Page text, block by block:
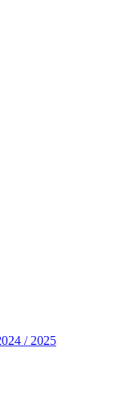
/ 2025